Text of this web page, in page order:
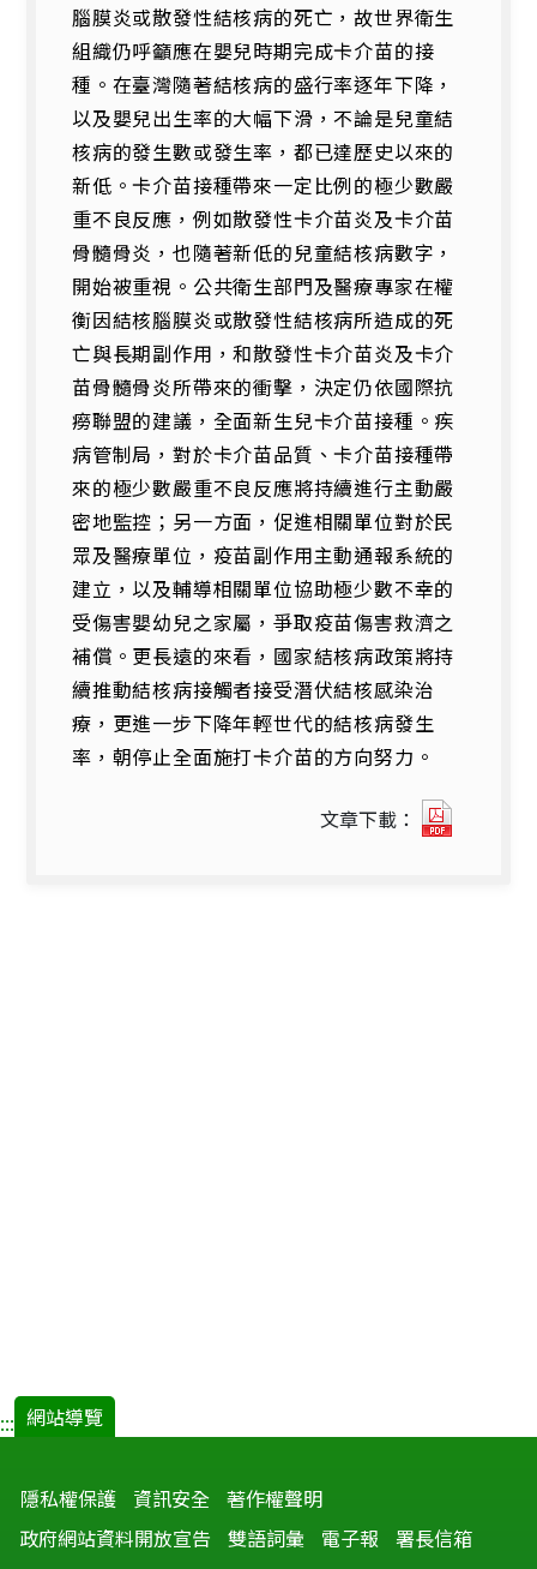
腦膜炎或散發性結核病的死亡，故世界衛生
組織仍呼籲應在嬰兒時期完成卡介苗的接
種。在臺灣隨著結核病的盛行率逐年下降，
以及嬰兒出生率的大幅下滑，不論是兒童結
核病的發生數或發生率，都已達歷史以來的
新低。卡介苗接種帶來一定比例的極少數嚴
重不良反應，例如散發性卡介苗炎及卡介苗
骨髓骨炎，也隨著新低的兒童結核病數字，
開始被重視。公共衛生部門及醫療專家在權
衡因結核腦膜炎或散發性結核病所造成的死
亡與長期副作用，和散發性卡介苗炎及卡介
苗骨髓骨炎所帶來的衝擊，決定仍依國際抗
癆聯盟的建議，全面新生兒卡介苗接種。疾
病管制局，對於卡介苗品質、卡介苗接種帶
來的極少數嚴重不良反應將持續進行主動嚴
密地監控；另一方面，促進相關單位對於民
眾及醫療單位，疫苗副作用主動通報系統的
建立，以及輔導相關單位協助極少數不幸的
受傷害嬰幼兒之家屬，爭取疫苗傷害救濟之
補償。更長遠的來看，國家結核病政策將持
續推動結核病接觸者接受潛伏結核感染治
療，更進一步下降年輕世代的結核病發生
率，朝停止全面施打卡介苗的方向努力。
文章下載：
::: 網站導覽
隱私權保護 資訊安全 著作權聲明
政府網站資料開放宣告
雙語詞彙 電子報 署長信箱